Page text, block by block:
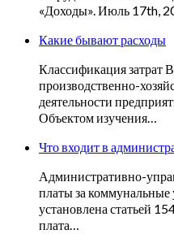
«Доходы». Июль 17th,
Какие бывают расходы
Классификация затрат
производственно-
деятельности
Объектом изучения…
Что входит в
Административно-
платы за
установлена статьей
плата…